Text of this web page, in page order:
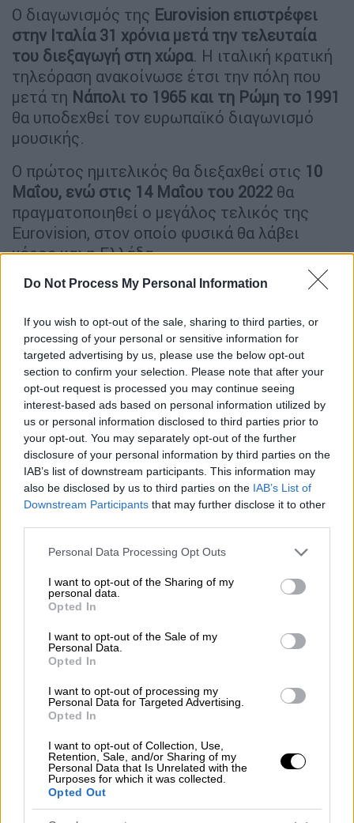
Do Not Process My Personal Information
If you wish to opt-out of the sale, sharing to third parties, or
processing of your personal or sensitive information for
targeted advertising by us, please use the below opt-out
section to confirm your selection. Please note that after your
opt-out request is processed you may continue seeing
interest-based ads based on personal information utilized by
us or personal information disclosed to third parties prior to
your opt-out. You may separately opt-out of the further
disclosure of your personal information by third parties on the
IAB’s list of downstream participants. This information may
also be disclosed by us to third parties on the IAB’s List of
Downstream Participants that may further disclose it to other
Please note that this website/app uses one or more Google
not limited to your visit or usage behaviour. You may click to
grant or deny consent to Google and its third-party tags to
use your data for below specified purposes in below Google
consent section.
Personal Data Processing Opt Outs
I want to opt-out of the Sharing of my
personal data.
Opted In
I want to opt-out of the Sale of my
Personal Data.
Opted In
I want to opt-out of processing my
Personal Data for Targeted Advertising.
Opted In
I want to opt-out of Collection, Use,
Retention, Sale, and/or Sharing of my
Personal Data that Is Unrelated with the
Purposes for which it was collected.
Opted Out
Ο διαγωνισμός της Eurovision επιστρέφει
στην Ιταλία 31 χρόνια μετά την τελευταία
του διεξαγωγή στη χώρα. Η ιταλική κρατική
τηλεόραση ανακοίνωσε έτσι την πόλη που
μετά τη Νάπολι το 1965 και τη Ρώμη το 1991
θα υποδεχθεί τον ευρωπαϊκό διαγωνισμό
μουσικής.
Ο πρώτος ημιτελικός θα διεξαχθεί στις 10
Μαΐου, ενώ στις 14 Μαΐου του 2022 θα
πραγματοποιηθεί ο μεγάλος τελικός της
Eurovision, στον οποίο φυσικά θα λάβει
μέρος και η Ελλάδα.
View this post on Instagram
A post shared by Eurovision Song Contest
(@eurovision)
Ποιοι δηλώνουν συμμετοχή για την
ελληνική εκπροσώπηση
Έξι είναι οι υποψήφιοι που έχουν ήδη
καταθέσει ή θα καταθέσουν τις προτάσεις
τους.
Καλομοίρα
ο οποίος είναι βραβευμένος με δύο Grammy.
Το τραγούδι θα είναι χορευτικό. Η
Joanne
νικήτρια του περσινού The Voice αναμένεται
να καταθέσει μέχρι την Κυριακή δύο
τραγούδια, ένα dance και ένα ερωτικό.
Κωνσταντίνος Χριστοφόρου
είχε κάνει και πέρυσι μουσική πρόταση αλλά
δεν τα κατάφερε να προκριθεί, θα καταθέσει
θα καταθέσει τρία χορευτικά τραγούδια.
Good Job Nicky, ο γιος του Γιάννη Πάριου,
θα καταθέσει σήμερα ένα τραγούδι, το οποίο